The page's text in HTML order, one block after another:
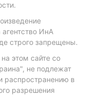
ИнА
строго запрещены.
этом сайте со
не подлежат
распространению в
разрешения